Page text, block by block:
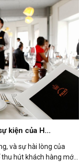
kiện của H...
và sự hài lòng của
hút khách hàng mới